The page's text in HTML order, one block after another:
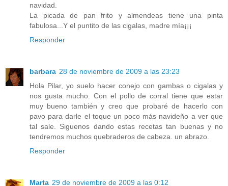
navidad.
La picada de pan frito y almendeas tiene una pinta
fabulosa...Y el puntito de las cigalas, madre mía¡¡¡
Responder
barbara 28 de noviembre de 2009 a las 23:23
Hola Pilar, yo suelo hacer conejo con gambas o cigalas y
nos gusta mucho. Con el pollo de corral tiene que estar
muy bueno también y creo que probaré de hacerlo con
pavo para darle el toque un poco más navideño a ver que
tal sale. Siguenos dando estas recetas tan buenas y no
tendremos muchos quebraderos de cabeza. un abrazo.
Responder
Marta 29 de noviembre de 2009 a las 0:12